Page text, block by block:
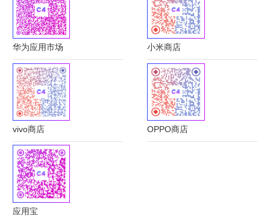
华为应用市场 小米商店
vivo商店 OPPO商店
应用宝